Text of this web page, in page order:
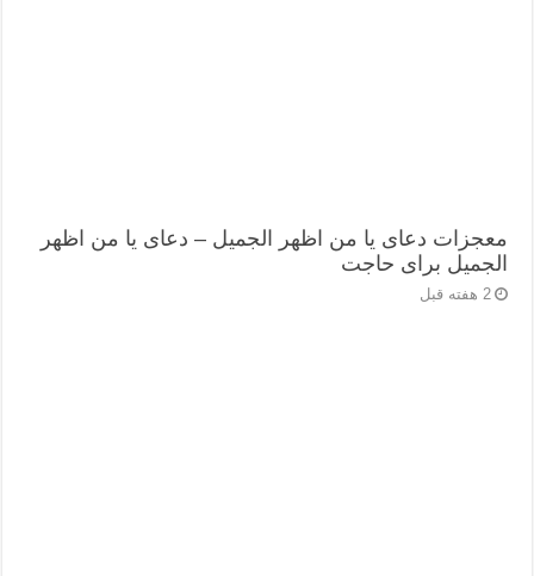
معجزات دعای یا من اظهر الجمیل – دعای یا من اظهر
الجمیل برای حاجت
2 هفته قبل